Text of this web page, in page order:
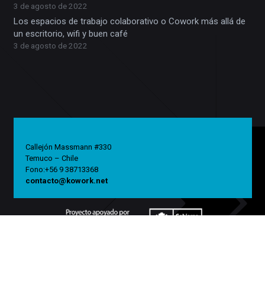
3 de agosto de 2022
Los espacios de trabajo colaborativo o Cowork más allá de
un escritorio, wifi y buen café
3 de agosto de 2022
Callejón Massmann #330
Temuco – Chile
Fono:+56 9 38713368
contacto@kowork.net